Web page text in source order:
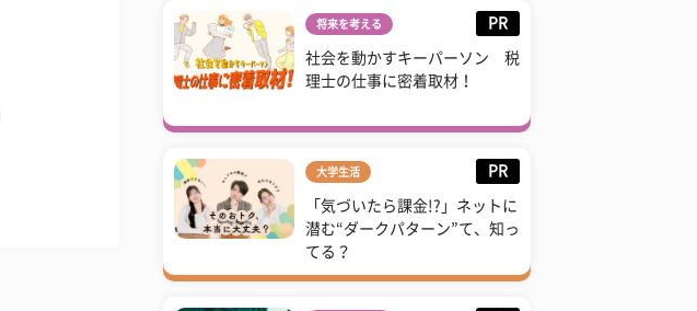
将来を考える PR
社会を動かすキーパーソン 税
理士の仕事に密着取材！
大学生活 PR
「気づいたら課金!?」ネットに
潜む“ダークパターン”て、知っ
てる？